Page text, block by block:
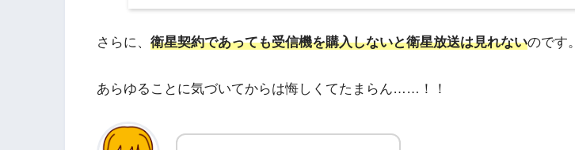
さらに、 衛星契約であっても受信機を購入しないと衛星放送は見れないのです。
あらゆることに気づいてからは悔しくてたまらん……！！